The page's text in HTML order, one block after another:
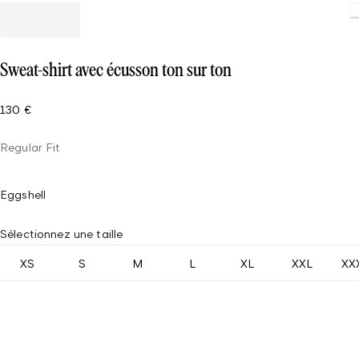
Sweat-shirt avec écusson ton sur ton
130 €
Regular Fit
Eggshell
Sélectionnez une taille
XS S M L XL XXL